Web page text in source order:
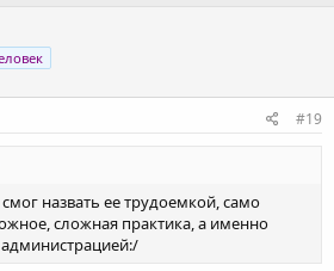
#19
назвать ее трудоемкой, само
сложная практика, а именно
администрацией:/